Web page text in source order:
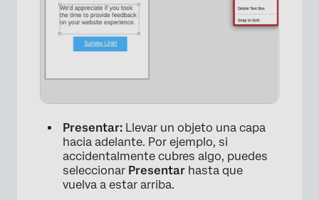
Presentar: Llevar un objeto una capa
hacia adelante. Por ejemplo, si
accidentalmente cubres algo, puedes
seleccionar Presentar hasta que
vuelva a estar arriba.